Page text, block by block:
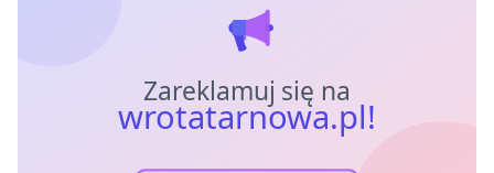
Zareklamuj się na
wrotatarnowa.pl!